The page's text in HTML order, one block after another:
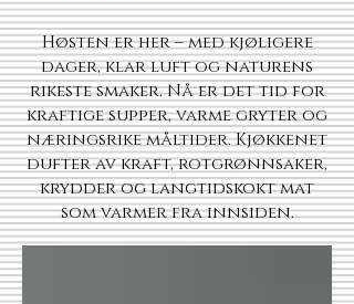
Høsten er her – med kjøligere
dager, klar luft og naturens
rikeste smaker. Nå er det tid for
kraftige supper, varme gryter og
næringsrike måltider. Kjøkkenet
dufter av kraft, rotgrønnsaker,
krydder og langtidskokt mat
som varmer fra innsiden.